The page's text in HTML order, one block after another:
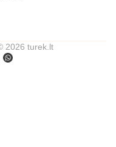
2026 turek.lt